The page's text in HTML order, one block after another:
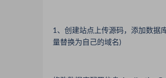
1、创建站点上传源码，添加数据
量替换为自己的域名)